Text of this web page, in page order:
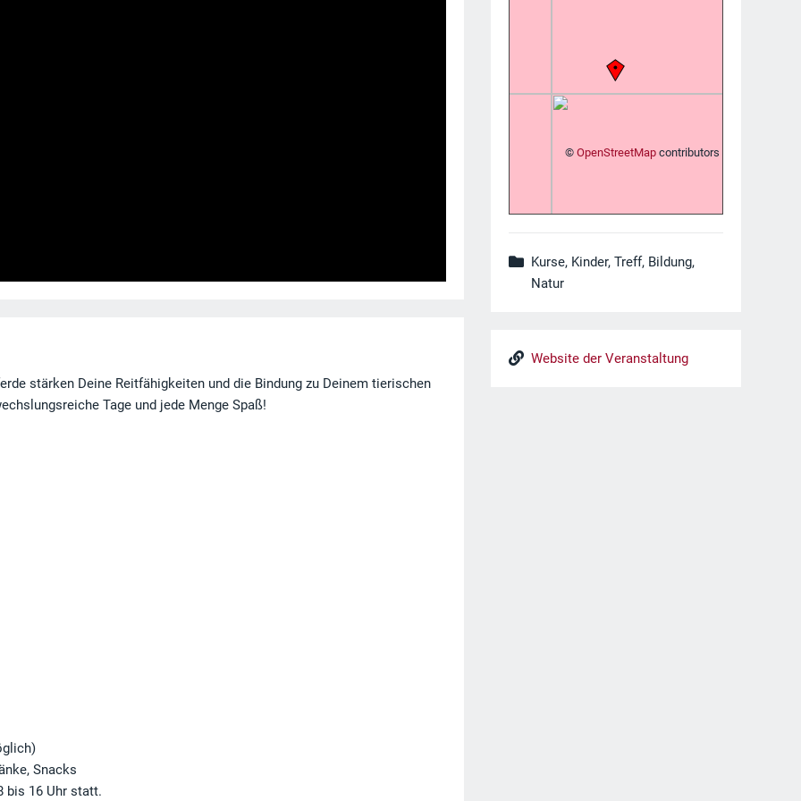
stärken Deine Reitfähigkeiten und die Bindung zu Deinem tierischen
Tage und jede Menge Spaß!
Snacks
bis 16 Uhr statt.
© OpenStreetMapcontributors
Kurse, Kinder, Treff, Bildung,
Natur
Website der Veranstaltung